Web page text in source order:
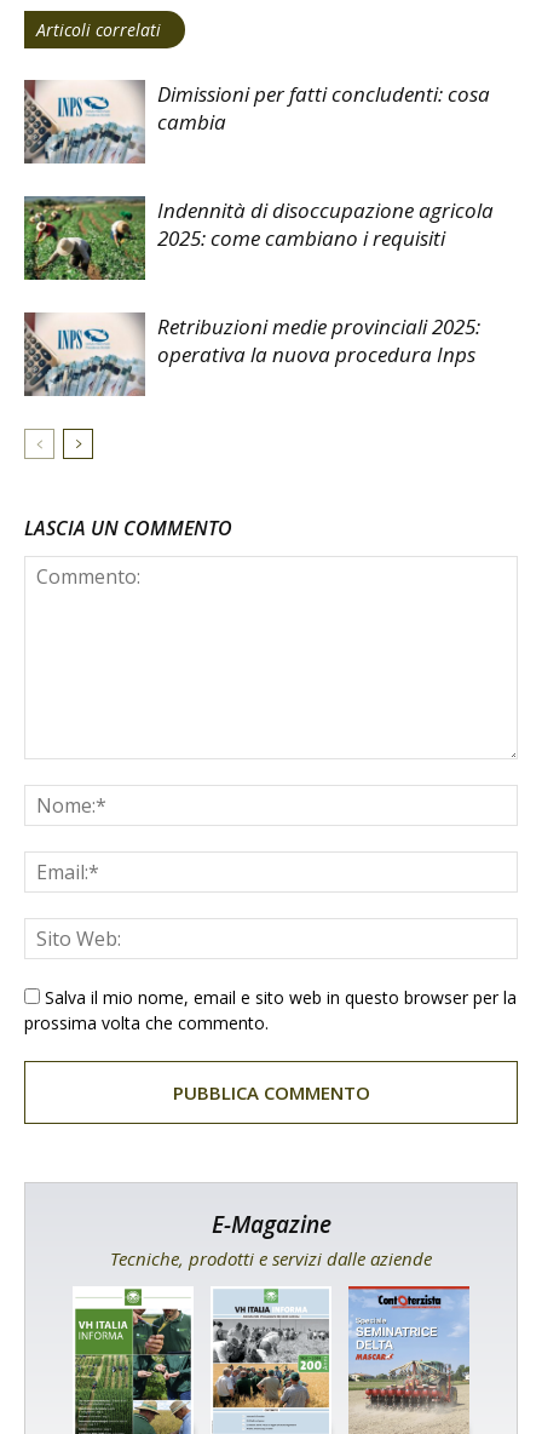
Articoli correlati
Dimissioni per fatti concludenti: cosa
cambia
Indennità di disoccupazione agricola
2025: come cambiano i requisiti
Retribuzioni medie provinciali 2025:
operativa la nuova procedura Inps
LASCIA UN COMMENTO
Salva il mio nome, email e sito web in questo browser per la
prossima volta che commento.
E-Magazine
Tecniche, prodotti e servizi dalle aziende